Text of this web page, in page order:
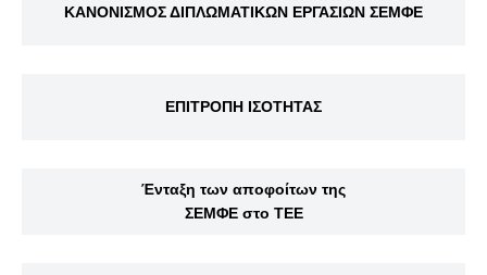
ΚΑΝΟΝΙΣΜΟΣ ΔΙΠΛΩΜΑΤΙΚΩΝ ΕΡΓΑΣΙΩΝ ΣΕΜΦΕ
ΕΠΙΤΡΟΠΗ ΙΣΟΤΗΤΑΣ
Ένταξη των αποφοίτων της
ΣΕΜΦΕ στο ΤΕΕ